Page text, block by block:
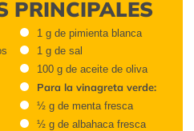
PRINCIPALES
1 g de pimienta blanca
1 g de sal
100 g de aceite de oliva
Para la vinagreta verde:
½ g de menta fresca
½ g de albahaca fresca